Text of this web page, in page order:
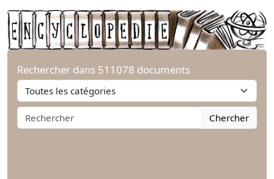
Rechercher dans 511078 documents
Chercher